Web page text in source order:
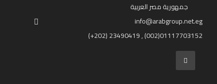
لغة
جمهورية مصر العربية
info@arabgroup.net.eg
(+202) 23490419 , (002)01117703152